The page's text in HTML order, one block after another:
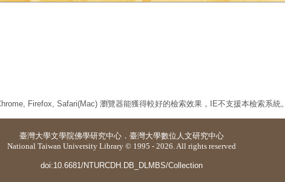
Firefox, Safari(Mac) 瀏覽器能獲得較好的檢索效果，IE不支援本檢索系統。
臺灣大學文學院佛學研究中心 ． 臺灣大學數位人文研究中心
National Taiwan University Library © 1995 - 2026. All rights reserved
doi:10.6681/NTURCDH.DB_DLMBS/Collection